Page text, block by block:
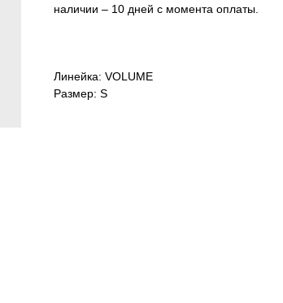
наличии – 10 дней с момента оплаты.
Линейка: VOLUME
Размер: S